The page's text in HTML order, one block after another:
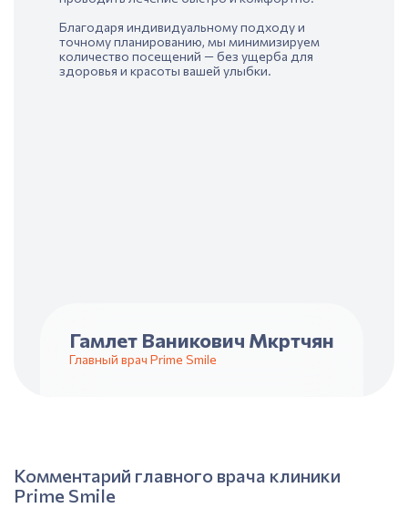
Благодаря индивидуальному подходу и
точному планированию, мы минимизируем
количество посещений — без ущерба для
здоровья и красоты вашей улыбки.
Гамлет Ваникович Мкртчян
Главный врач Prime Smile
Комментарий главного врача клиники
Prime Smile